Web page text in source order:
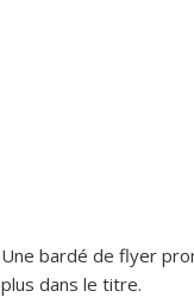
Une bardé de flyer
plus dans le titre.